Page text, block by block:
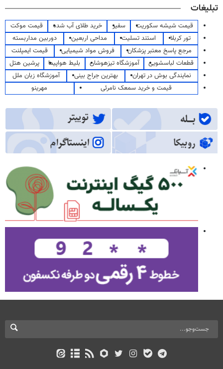
تبلیغات
قیمت شیشه سکوریت سفیر خرید طلای آب شده
قیمت موکت
تور کربلا
استند تسلیت مداحی اربعین
دوربین مداربسته
مرجع پاسخ معتبر پزشکان
فروش مواد شیمیایی
قیمت ایمپلنت
قطعات لباسشویی
آموزشگاه تیزهوشان بلیط هواپیما
پرشین هتل
نمایندگی بوش در تهران
بهترین جراح بینی
آموزشگاه زبان ملل
قیمت و خرید سمعک نامرئی
مهرینو